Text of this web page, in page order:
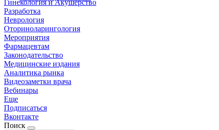
Гинекология и Акушерство
Разработка
Неврология
Оториноларингология
Мероприятия
Фармацевтам
Законодательство
Медицинские издания
Аналитика рынка
Видеозаметки врача
Вебинары
Еще
Подписаться
Вконтакте
Поиск